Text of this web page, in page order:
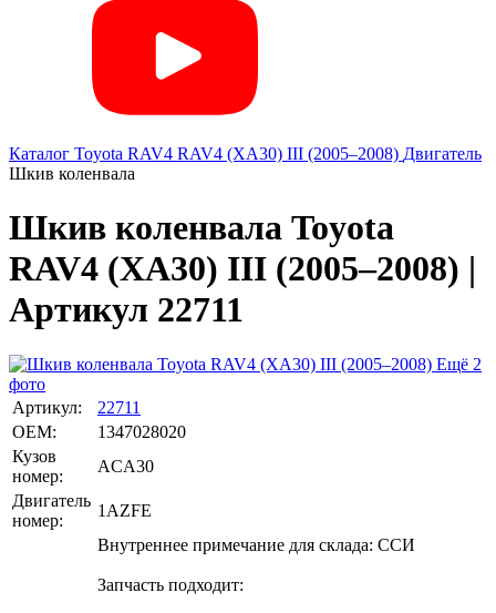
Каталог Toyota RAV4 RAV4 (XA30) III (2005–2008) Двигатель
Шкив коленвала
Шкив коленвала Toyota
RAV4 (XA30) III (2005–2008) |
Артикул 22711
Ещё 2
фото
Артикул:
22711
OEM:
1347028020
Кузов
номер:
ACA30
Двигатель
номер:
1AZFE
Внутреннее примечание для склада: ССИ
Запчасть подходит: